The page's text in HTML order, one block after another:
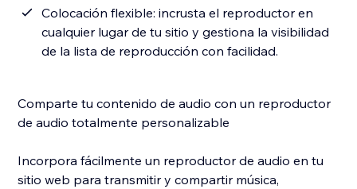
Colocación flexible: incrusta el reproductor en
cualquier lugar de tu sitio y gestiona la visibilidad
de la lista de reproducción con facilidad.
Comparte tu contenido de audio con un reproductor
de audio totalmente personalizable
Incorpora fácilmente un reproductor de audio en tu
sitio web para transmitir y compartir música,